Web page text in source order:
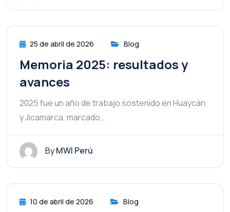
25 de abril de 2026 Blog
Memoria 2025: resultados y
avances
2025 fue un año de trabajo sostenido en Huaycán
y Jicamarca, marcado…
ByMWI Perú
10 de abril de 2026 Blog